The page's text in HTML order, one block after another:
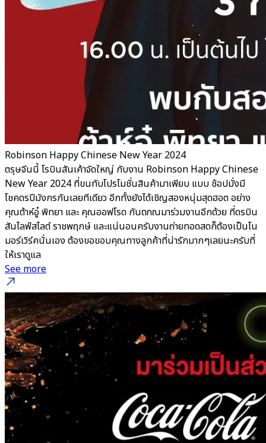
Robinson Happy Chinese New Year 2024
ตรุษจีนนี้ โรบินสันเค้าจัดใหญ่ กับงาน Robinson Happy Chinese
New Year 2024 ที่ขนทับโปรโมชั่นสินค้ามาเพียบ แบบ ช้อปมั่งมี
โชคดรปีมังกรกันเลยทีเดียว อีกทั้งยังได้เชิญสองหนุ่มสุดฮอต อย่าง
คุณต้าห์อู๋ พิทยา และ คุณออฟโรด กันตภณมาร่วมงานอีกด้วย ที่ดรบิน
สันไลฟ์สไลต์ ราชพฤกษ์ และแน่นอนครับงานถ่ายทอดสดก็ต้องเป็นโน
มอร์เวิร์คนั่นเอง ต้องขอขอบคุณทางลูกค้าที่น่ารักมากๆเลยนะครับที่
ให้เราดูแล
See more